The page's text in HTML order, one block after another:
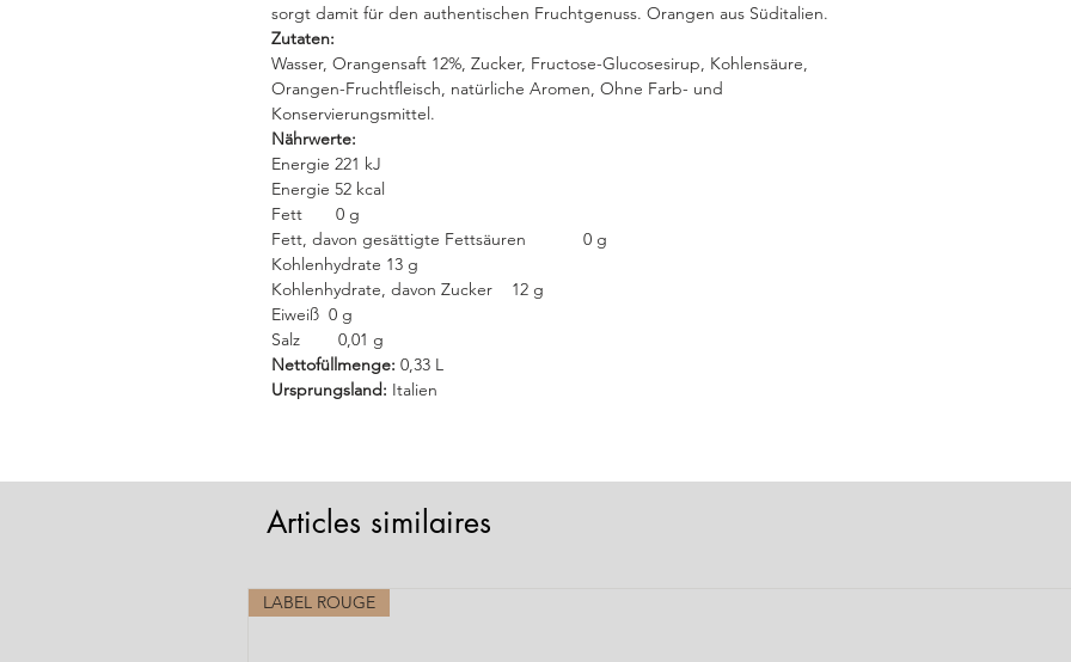
sorgt damit für den authentischen Fruchtgenuss. Orangen aus Süditalien.
Zutaten:
Wasser, Orangensaft 12%, Zucker, Fructose-Glucosesirup, Kohlensäure,
Orangen-Fruchtfleisch, natürliche Aromen, Ohne Farb- und
Konservierungsmittel.
Nährwerte:
Energie 221 kJ
Energie 52 kcal
Fett 0 g
Fett, davon gesättigte Fettsäuren 0 g
Kohlenhydrate 13 g
Kohlenhydrate, davon Zucker 12 g
Eiweiß 0 g
Salz 0,01 g
Nettofüllmenge: 0,33 L
Ursprungsland: Italien
Articles similaires
LABEL ROUGE